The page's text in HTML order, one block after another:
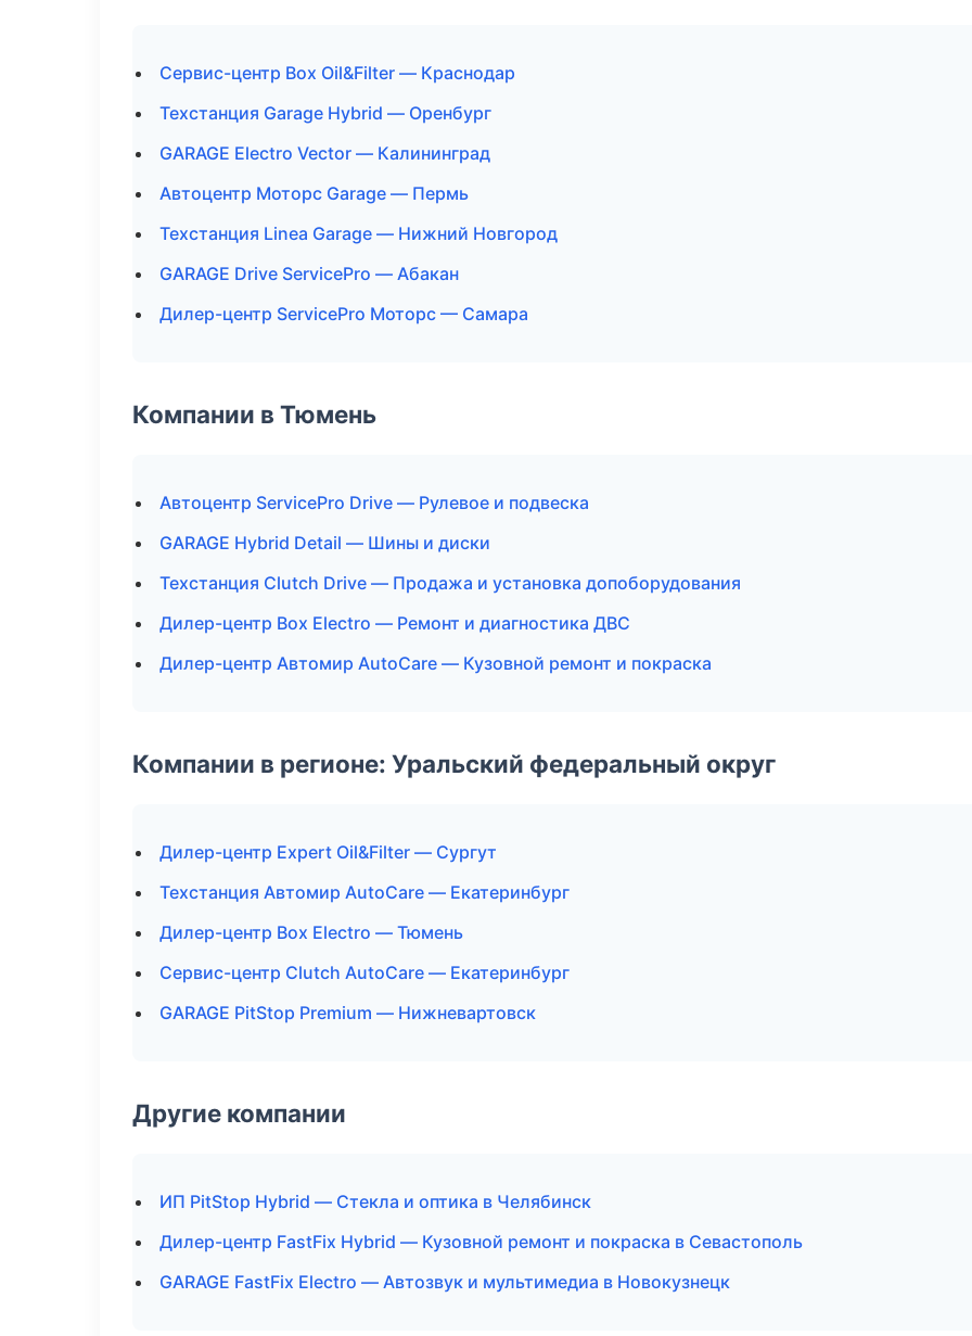
Сервис-центр Box Oil&Filter — Краснодар
Техстанция Garage Hybrid — Оренбург
GARAGE Electro Vector — Калининград
Автоцентр Моторс Garage — Пермь
Техстанция Linea Garage — Нижний Новгород
GARAGE Drive ServicePro — Абакан
Дилер-центр ServicePro Моторс — Самара
Компании в Тюмень
Автоцентр ServicePro Drive — Рулевое и подвеска
GARAGE Hybrid Detail — Шины и диски
Техстанция Clutch Drive — Продажа и установка допоборудования
Дилер-центр Box Electro — Ремонт и диагностика ДВС
Дилер-центр Автомир AutoCare — Кузовной ремонт и покраска
Компании в регионе: Уральский федеральный округ
Дилер-центр Expert Oil&Filter — Сургут
Техстанция Автомир AutoCare — Екатеринбург
Дилер-центр Box Electro — Тюмень
Сервис-центр Clutch AutoCare — Екатеринбург
GARAGE PitStop Premium — Нижневартовск
Другие компании
ИП PitStop Hybrid — Стекла и оптика в Челябинск
Дилер-центр FastFix Hybrid — Кузовной ремонт и покраска в Севастополь
GARAGE FastFix Electro — Автозвук и мультимедиа в Новокузнецк